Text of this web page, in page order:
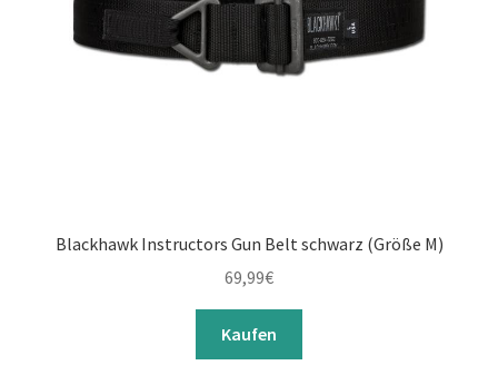
Blackhawk Instructors Gun Belt schwarz (Größe M)
69,99€
Kaufen